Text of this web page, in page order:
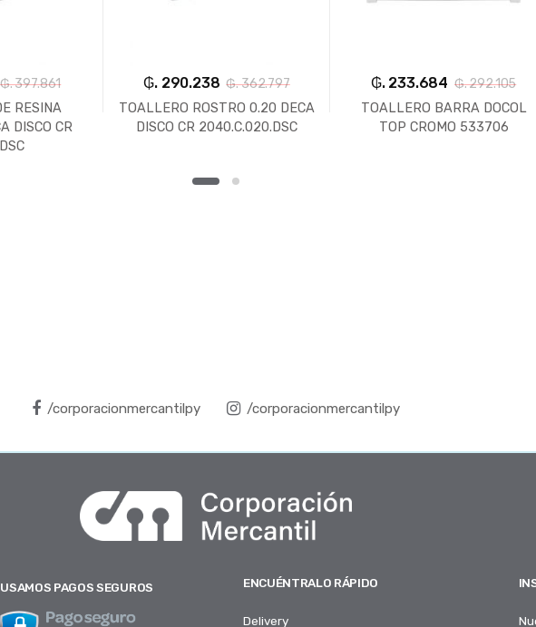
₲. 397.861
RESINA
DISCO CR
₲. 290.238 ₲. 362.797
TOALLERO ROSTRO 0.20 DECA
DISCO CR 2040.C.020.DSC
₲. 233.684 ₲. 292.105
TOALLERO BARRA DOCOL
TOP CROMO 533706
/corporacionmercantilpy /corporacionmercantilpy
USAMOS PAGOS SEGUROS ENCUÉNTRALO RÁPIDO
Delivery